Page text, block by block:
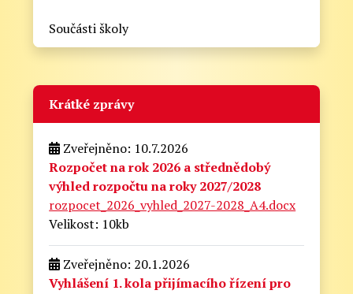
Součásti školy
Krátké zprávy
Zveřejněno: 10.7.2026
Rozpočet na rok 2026 a střednědobý
výhled rozpočtu na roky 2027/2028
rozpocet_2026_vyhled_2027-2028_A4.docx
Velikost: 10kb
Zveřejněno: 20.1.2026
Vyhlášení 1. kola přijímacího řízení pro